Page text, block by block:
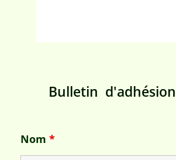
Bulletin
Nom *